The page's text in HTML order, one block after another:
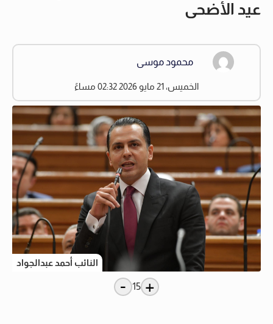
عيد الأضحى
محمود موسى
الخميس، 21 مايو 2026 02:32 مساءً
النائب أحمد عبدالجواد
+
15
-